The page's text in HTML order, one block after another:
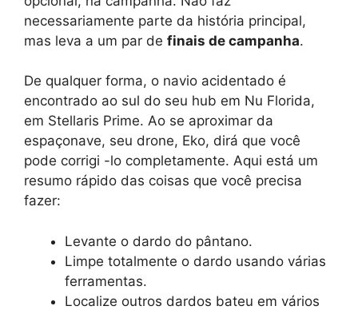
necessariamente parte da história principal,
mas leva a um par de finais de campanha.
De qualquer forma, o navio acidentado é
encontrado ao sul do seu hub em Nu Florida,
em Stellaris Prime. Ao se aproximar da
espaçonave, seu drone, Eko, dirá que você
pode corrigi -lo completamente. Aqui está um
resumo rápido das coisas que você precisa
fazer:
Levante o dardo do pântano.
Limpe totalmente o dardo usando várias
ferramentas.
Localize outros dardos bateu em vários